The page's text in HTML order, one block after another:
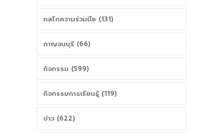
กลไกความร่วมมือ (131)
กาญจนบุรี (66)
กิจกรรม (599)
กิจกรรมการเรียนรู้ (119)
ข่าว (622)